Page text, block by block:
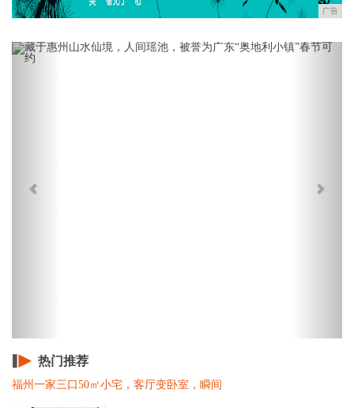
广告
Previous Next
热门推荐
福州一家三口50㎡小宅，客厅变卧室，瞬间